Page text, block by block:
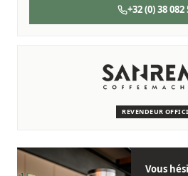
+32 (0) 38 082
REVENDEUR
Nous sommes là pour vous
Des techniciens experts qui
Personnel, rapide et sans tracas.
Vous